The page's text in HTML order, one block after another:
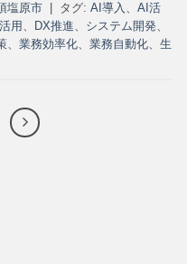
塩原市 タグ: AI導入 、 AI活
用 、 DX推進、 システム開発、
、 業務効率化、 業務自動化、 生